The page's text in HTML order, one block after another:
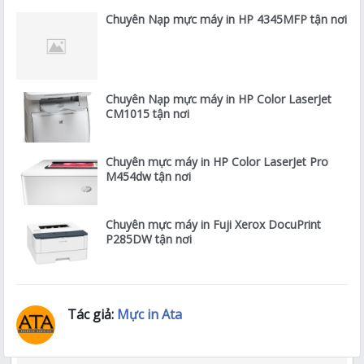
Chuyên Nạp mực máy in HP 4345MFP tận nơi
Chuyên Nạp mực máy in HP Color LaserJet
CM1015 tận nơi
Chuyên mực máy in HP Color LaserJet Pro
M454dw tận nơi
Chuyên mực máy in Fuji Xerox DocuPrint
P285DW tận nơi
Tác giả: Mực in Ata